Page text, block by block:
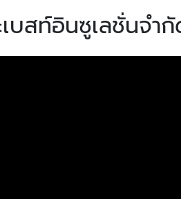
บสท์อินซูเลชั่นจำ